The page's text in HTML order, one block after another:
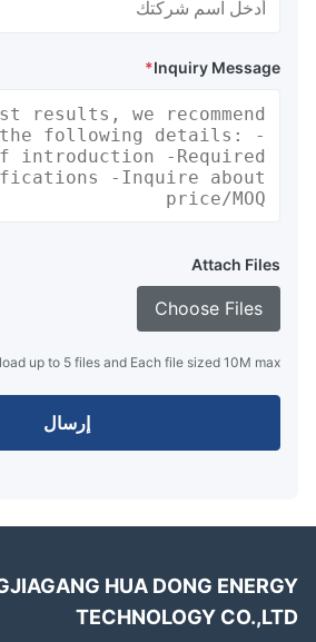
Inquiry Message
*
Attach Files
Choose Files
upload up to 5 files and Each file sized 10M max.
إرسال
HUA DONG
TECHNOLOGY